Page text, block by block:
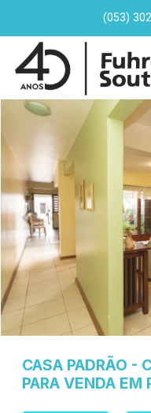
(053)
CASA PADRÃO -
PARA VENDA EM